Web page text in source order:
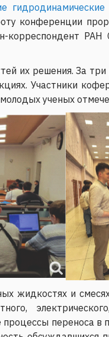
гидродинамические
конференции
РАН
их решения. За
Участники
ученых
жидкостях и
переноса в